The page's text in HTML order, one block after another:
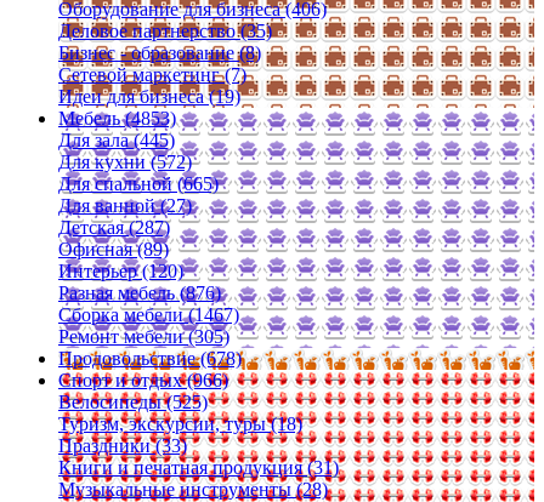
Оборудование для бизнеса (406)
Деловое партнерство (35)
Бизнес - образование (8)
Сетевой маркетинг (7)
Идеи для бизнеса (19)
Мебель (4853)
Для зала (445)
Для кухни (572)
Для спальной (665)
Для ванной (27)
Детская (287)
Офисная (89)
Интерьер (120)
Разная мебель (876)
Сборка мебели (1467)
Ремонт мебели (305)
Продовольствие (678)
Спорт и отдых (966)
Велосипеды (525)
Туризм, экскурсии, туры (18)
Праздники (33)
Книги и печатная продукция (31)
Музыкальные инструменты (28)